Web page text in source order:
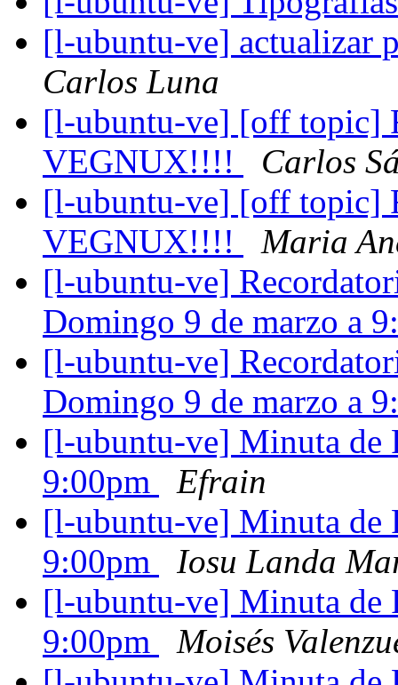
[l-ubuntu-ve] actualizar
Carlos Luna
[l-ubuntu-ve] [off topic]
VEGNUX!!!!
Carlos
[l-ubuntu-ve] [off topic]
VEGNUX!!!!
Maria
[l-ubuntu-ve]
Domingo 9 de marzo a
[l-ubuntu-ve]
Domingo 9 de marzo a
[l-ubuntu-ve] Minuta de
9:00pm
Efrain
[l-ubuntu-ve] Minuta de
9:00pm
Iosu Landa
[l-ubuntu-ve] Minuta de
9:00pm
Moisés